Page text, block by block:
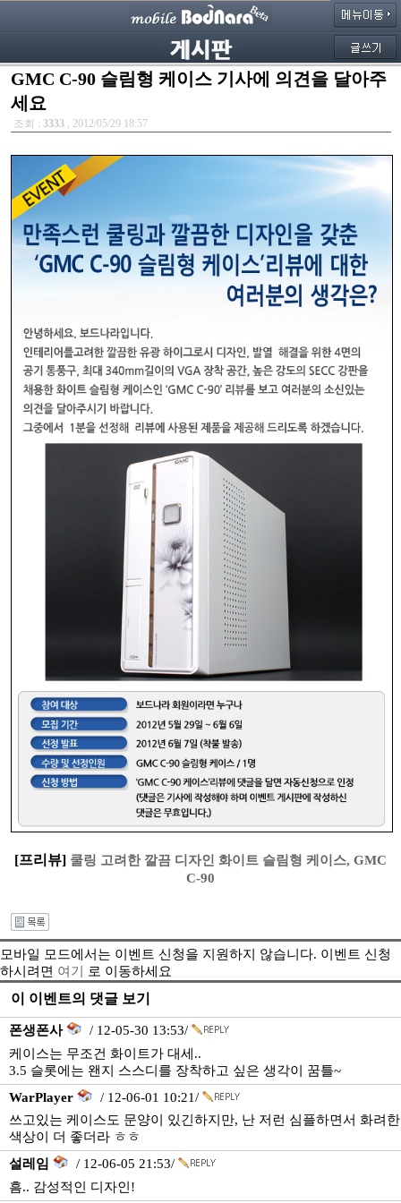
GMC C-90 슬림형 케이스 기사에 의견을 달아주
세요
조회 : 3333 , 2012/05/29 18:57
[프리뷰] 쿨링 고려한 깔끔 디자인 화이트 슬림형 케이스, GMC
C-90
모바일 모드에서는 이벤트 신청을 지원하지 않습니다. 이벤트 신청
하시려면 여기 로 이동하세요
이 이벤트의 댓글 보기
폰생폰사
/ 12-05-30 13:53/
케이스는 무조건 화이트가 대세..
3.5 슬롯에는 왠지 스스디를 장착하고 싶은 생각이 꿈틀~
WarPlayer
/ 12-06-01 10:21/
쓰고있는 케이스도 문양이 있긴하지만, 난 저런 심플하면서 화려한
색상이 더 좋더라 ㅎㅎ
설레임
/ 12-06-05 21:53/
흠.. 감성적인 디자인!